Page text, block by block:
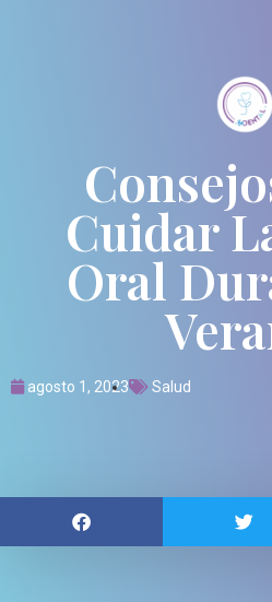
Cuidar
Oral
agosto 1, 2023 Salud